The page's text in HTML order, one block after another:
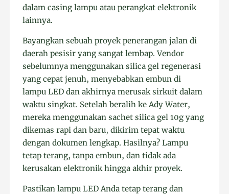
dalam casing lampu atau perangkat elektronik
lainnya.
Bayangkan sebuah proyek penerangan jalan di
daerah pesisir yang sangat lembap. Vendor
sebelumnya menggunakan silica gel regenerasi
yang cepat jenuh, menyebabkan embun di
lampu LED dan akhirnya merusak sirkuit dalam
waktu singkat. Setelah beralih ke Ady Water,
mereka menggunakan sachet silica gel 10g yang
dikemas rapi dan baru, dikirim tepat waktu
dengan dokumen lengkap. Hasilnya? Lampu
tetap terang, tanpa embun, dan tidak ada
kerusakan elektronik hingga akhir proyek.
Pastikan lampu LED Anda tetap terang dan